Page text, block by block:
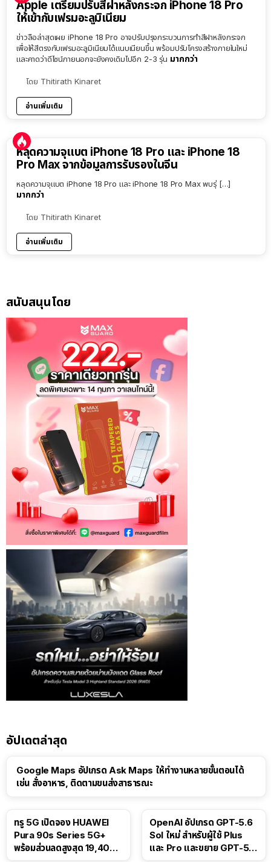
Apple เตรียมปรับสีฝาหลังกระจก iPhone 18 Pro
ให้เข้ากับเฟรมอะลูมิเนียม
ข่าวลือล่าสุดเผย iPhone 18 Pro อาจปรับปรุงกระบวนการทำสีฝาหลังกระจก
เพื่อให้สีตรงกับเฟรมอะลูมิเนียมได้แนบเนียนขึ้น พร้อมปรับโครงสร้างภายในใหม่
และคาดว่าดีไซน์ภายนอกจะยังคงเดิมไปอีก 2-3 รุ่น มากกว่า
โดย Thitirath Kinaret
อ่านเพิ่มเติม
หลุดความจุแบต iPhone 18 Pro และ iPhone 18
Pro Max จากข้อมูลการรับรองในจีน
หลุดความจุแบต iPhone 18 Pro และ iPhone 18 Pro Max พบรุ่ […]
มากกว่า
โดย Thitirath Kinaret
อ่านเพิ่มเติม
สนับสนุนโดย
อัปเดตล่าสุด
Google Maps อัปเกรด Ask Maps ให้ทำงานหลายขั้นตอนได้
เช่น สั่งอาหาร, ติดตามขนส่งสาธารณะ
ทรู 5G เปิดจอง HUAWEI
Pura 90s Series 5G+
พร้อมส่วนลดสูงสุด 19,400
OpenAI อัปเกรด GPT-5.6
Sol ใหม่ สำหรับผู้ใช้ Plus
และ Pro และขยาย GPT-5.6